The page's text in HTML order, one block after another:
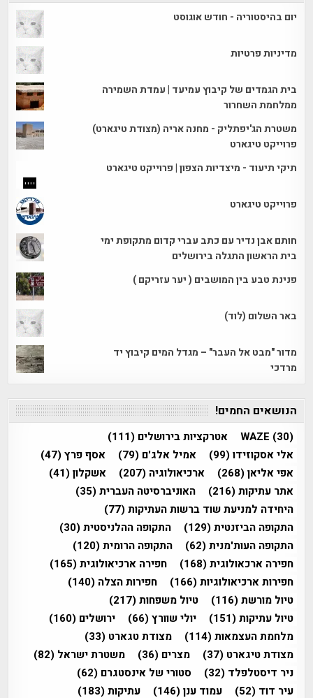
יום בהיסטוריה - חודש אוגוסט
מדיניות פרטיות
בית הגמדים של קיבוץ עמיעד | עמדת השמירה
ממלחמת השחרור
משטרת הג'יפתליק - מחנה אריה (מצודת טיגארט)
פרוייקט טיגארט
תיקי תיעוד - מיצדיות הצפון | פרוייקט טיגארט
פרוייקט טיגארט
חותם אבן נדיר עם כתב עברי קדום מתקופת ימי
בית הראשון התגלה בירושלים
פנינת טבע בין המושבים ( יער עזריקם )
באר השלום (לוד)
מדור "מבט אל העבר" – מגדל המים קיבוץ יד
מרדכי
הנושאים החמים!
WAZE (30) אטרקציות בירושלים (111)
אלי אסקוזידו(99) אמיל אלג'ם (79) אסף פרץ(47)
אפי אליאן(268) ארכיאולוגיה (207) אשקלון(41)
אתר עתיקות(216) האוניברסיטה העברית(35)
היחידה למניעת שוד ברשות העתיקות(77)
התקופה הביזנטית(129) התקופה ההלניסטית(30)
התקופה העות'מנית(62) התקופה הרומית(120)
חפירה ארכאולוגית(168) חפירה ארכיאולוגית(165)
חפירות ארכיאולוגיות(166) חפירות הצלה (140)
טיול מורשת(116) טיול משפחות(217)
טיול עתיקות(151) יולי שוורץ(66) ירושלים (160)
מלחמת העצמאות(114) מצודת טגארט (33)
מצודת טיגארט (37) מצרים (36) משטרת ישראל (82)
ניר דיסטלפלד (32) סטורי של אינסטגרם (62)
עיר דוד (52) עמוד ענן(146) עתיקות(183)